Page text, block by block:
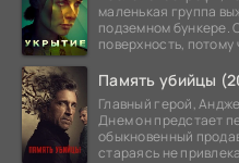
маленькая группа
подземном бункере.
поверхность,
Память убийцы
Главный герой,
Днем он предстает
обыкновенный
стараясь не